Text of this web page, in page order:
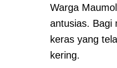
Warga
antusias. Bagi
keras yang
kering.